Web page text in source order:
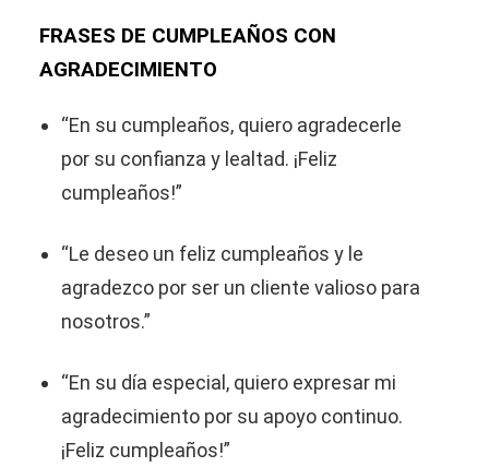
FRASES DE CUMPLEAÑOS CON
AGRADECIMIENTO
“En su cumpleaños, quiero agradecerle
por su confianza y lealtad. ¡Feliz
cumpleaños!”
“Le deseo un feliz cumpleaños y le
agradezco por ser un cliente valioso para
nosotros.”
“En su día especial, quiero expresar mi
agradecimiento por su apoyo continuo.
¡Feliz cumpleaños!”